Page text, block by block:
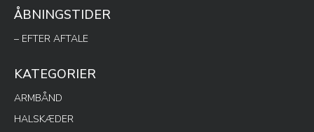
ÅBNINGSTIDER
– EFTER AFTALE
KATEGORIER
ARMBÅND
HALSKÆDER